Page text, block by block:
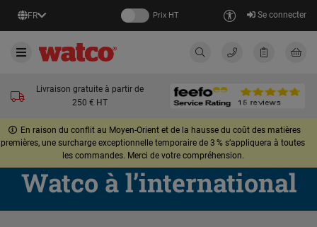
FR Prix HT Se connecter
Livraison gratuite à partir de
250 € HT
En raison du conflit au Moyen-Orient et de la hausse du coût des matières
premières, une surcharge exceptionnelle temporaire de 3 % s’appliquera à toutes
les commandes. Merci de votre compréhension.
Watco à l’international